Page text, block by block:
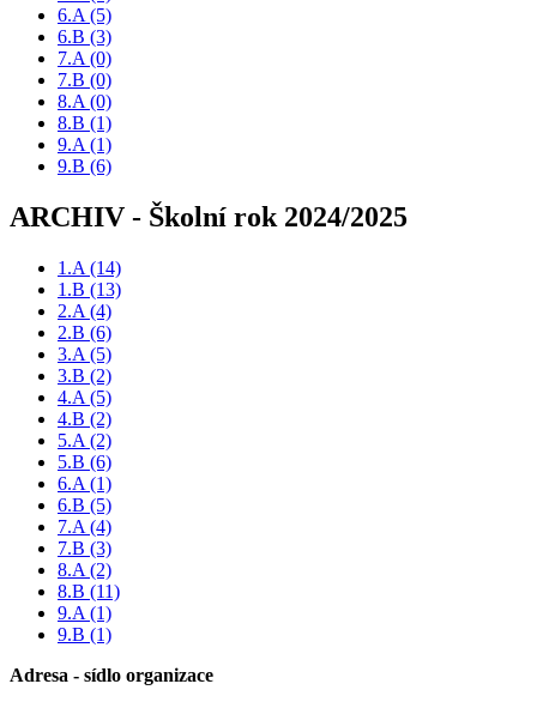
6.A (5)
6.B (3)
7.A (0)
7.B (0)
8.A (0)
8.B (1)
9.A (1)
9.B (6)
ARCHIV - Školní rok 2024/2025
1.A (14)
1.B (13)
2.A (4)
2.B (6)
3.A (5)
3.B (2)
4.A (5)
4.B (2)
5.A (2)
5.B (6)
6.A (1)
6.B (5)
7.A (4)
7.B (3)
8.A (2)
8.B (11)
9.A (1)
9.B (1)
Adresa - sídlo organizace